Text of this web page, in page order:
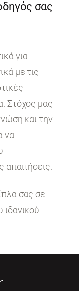
σας
για
με τις
Στόχος μας
και την
να
απαιτήσεις.
σας σε
ιδανικού